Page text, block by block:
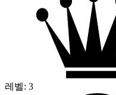
레벨: 3